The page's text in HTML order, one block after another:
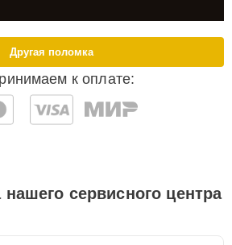
к оплате:
Другая поломка
сервисного центра